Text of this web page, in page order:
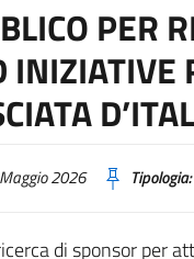
PER
2026 Tipologia:
di sponsor per